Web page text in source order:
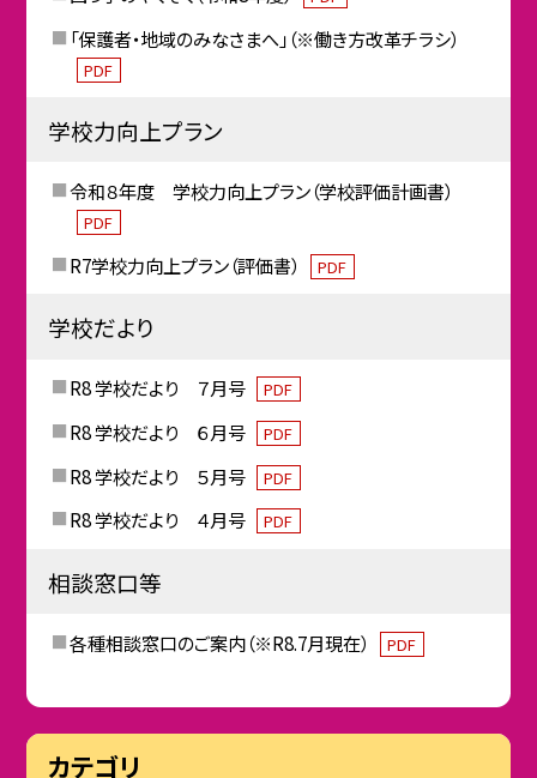
「保護者・地域のみなさまへ」（※働き方改革チラシ）
PDF
学校力向上プラン
令和８年度 学校力向上プラン（学校評価計画書）
PDF
R7学校力向上プラン（評価書） PDF
学校だより
R8 学校だより ７月号 PDF
R8 学校だより ６月号 PDF
R8 学校だより ５月号 PDF
R8 学校だより ４月号 PDF
相談窓口等
各種相談窓口のご案内（※R8.7月現在） PDF
カテゴリ